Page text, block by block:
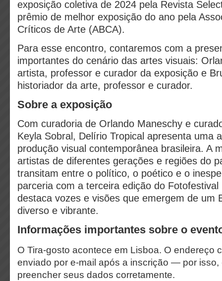
exposição coletiva de 2024 pela Revista
prêmio de melhor exposição do ano pela
Críticos de Arte (ABCA).
Para esse encontro, contaremos com a
importantes do cenário das artes visuais:
artista, professor e curador da exposição e
historiador da arte, professor e curador.
Sobre a exposição
Com curadoria de Orlando Maneschy e
Keyla Sobral, Delírio Tropical apresenta uma
produção visual contemporânea brasileira. A
artistas de diferentes gerações e regiões do
transitam entre o político, o poético e o
parceria com a terceira edição do Fotofestival
destaca vozes e visões que emergem de um
diverso e vibrante.
Informações importantes sobre o
O Tira-gosto acontece em Lisboa. O endereço
enviado por e-mail após a inscrição — por isso,
preencher seus dados corretamente.